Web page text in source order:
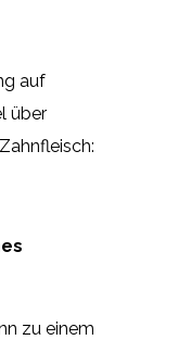
auf
über
zu einem